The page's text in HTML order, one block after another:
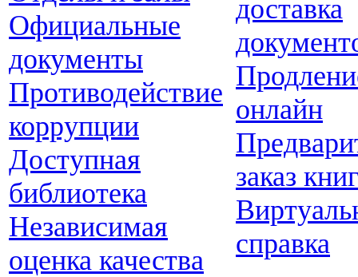
Официальные
документы
Противодействие
коррупции
Доступная
библиотека
Независимая
оценка качества
доставка
онлайн
заказ
справка